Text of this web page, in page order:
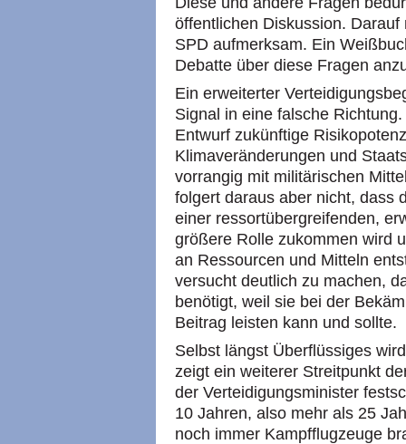
öffentlichen Diskussion.
SPD aufmerksam. Ein
Debatte über diese Fragen
Ein erweiterter
Signal in eine falsche
Entwurf zukünftige
Klimaveränderungen und
vorrangig mit militärischen
folgert daraus aber nicht, dass
einer ressortübergreifenden,
größere Rolle zukommen wird
an Ressourcen und Mitteln
versucht deutlich zu machen,
benötigt, weil sie bei der
Beitrag leisten kann und sollte.
Selbst längst Überflüssiges
zeigt ein weiterer Streitpunkt
der Verteidigungsminister
10 Jahren, also mehr als 25
noch immer Kampfflugzeuge